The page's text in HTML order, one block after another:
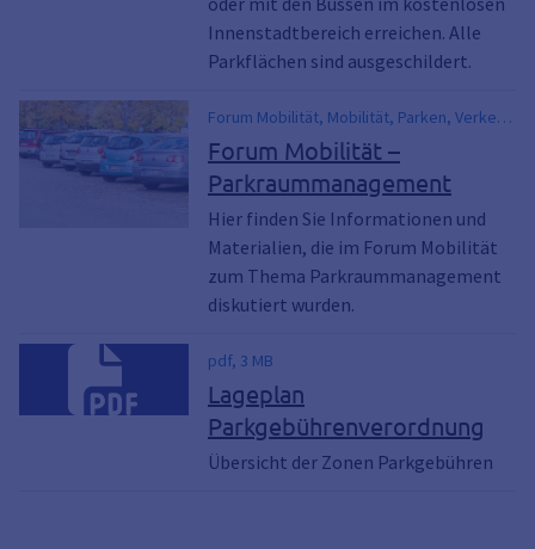
Innenstadtbereich erreichen. Alle
Parkflächen sind ausgeschildert.
Forum Mobilität, Mobilität, Parken, Verkehr,
Parkplatz, Stellplatzsatzung
Forum Mobilität –
Parkraummanagement
Hier finden Sie Informationen und
Materialien, die im Forum Mobilität
zum Thema Parkraummanagement
diskutiert wurden.
pdf, 3 MB
Lageplan
Parkgebührenverordnung
Übersicht der Zonen Parkgebühren